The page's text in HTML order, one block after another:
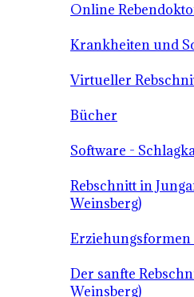
Online
Krankheiten und
Virtueller
Bücher
Software -
Rebschnitt in
Weinsberg)
Erziehungsformen
Der sanfte
Weinsberg)